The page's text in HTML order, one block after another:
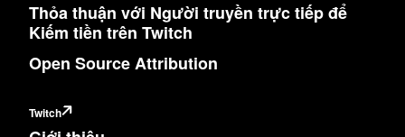
Thỏa thuận với Người truyền trực tiếp để
Kiếm tiền trên Twitch
Open Source Attribution
Twitch